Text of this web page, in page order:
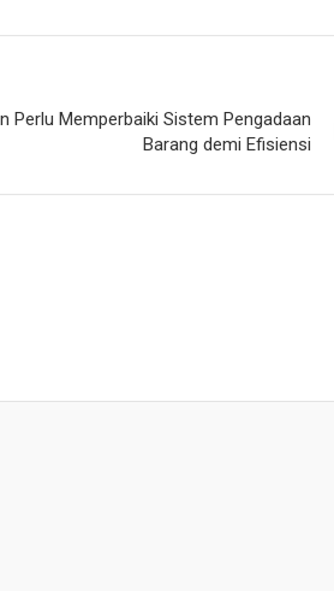
Perlu Memperbaiki Sistem Pengadaan
Barang demi Efisiensi